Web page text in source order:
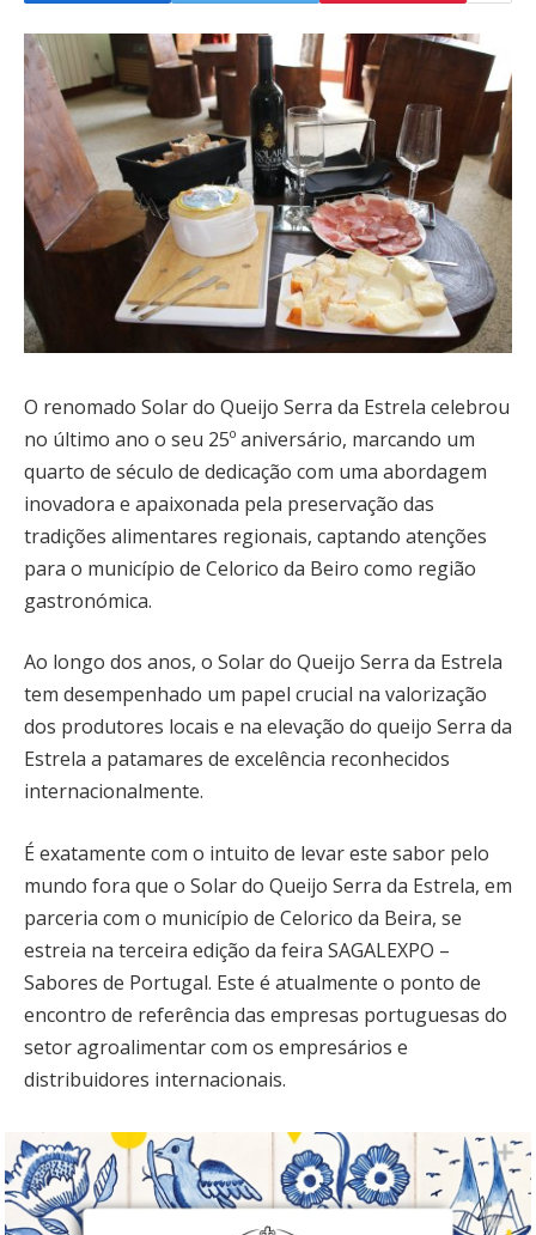
O renomado Solar do Queijo Serra da Estrela celebrou
no último ano o seu 25º aniversário, marcando um
quarto de século de dedicação com uma abordagem
inovadora e apaixonada pela preservação das
tradições alimentares regionais, captando atenções
para o município de Celorico da Beiro como região
gastronómica.
Ao longo dos anos, o Solar do Queijo Serra da Estrela
tem desempenhado um papel crucial na valorização
dos produtores locais e na elevação do queijo Serra da
Estrela a patamares de excelência reconhecidos
internacionalmente.
É exatamente com o intuito de levar este sabor pelo
mundo fora que o Solar do Queijo Serra da Estrela, em
parceria com o município de Celorico da Beira, se
estreia na terceira edição da feira SAGALEXPO –
Sabores de Portugal. Este é atualmente o ponto de
encontro de referência das empresas portuguesas do
setor agroalimentar com os empresários e
distribuidores internacionais.